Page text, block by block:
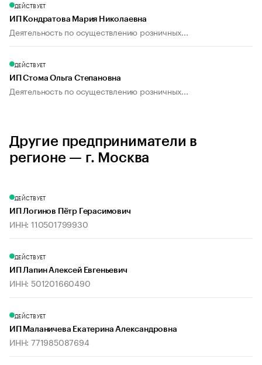
ДЕЙСТВУЕТ
ИП Кондратова Мария Николаевна
Деятельность по осуществлению розничных...
ДЕЙСТВУЕТ
ИП Стома Ольга Степановна
Деятельность по осуществлению розничных...
Другие предприниматели в
регионе — г. Москва
ДЕЙСТВУЕТ
ИП Логинов Пётр Герасимович
ИНН: 110501799930
ДЕЙСТВУЕТ
ИП Лапин Алексей Евгеньевич
ИНН: 501201660490
ДЕЙСТВУЕТ
ИП Маланичева Екатерина Александровна
ИНН: 771985087694